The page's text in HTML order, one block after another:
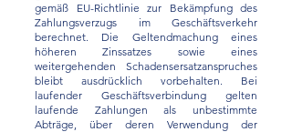
gemäß EU-Richtlinie zur Bekämpfung des
Zahlungsverzugs im Geschäftsverkehr
berechnet. Die Geltendmachung eines
höheren Zinssatzes sowie eines
weitergehenden Schadensersatzanspruches
bleibt ausdrücklich vorbehalten. Bei
laufender Geschäftsverbindung gelten
laufende Zahlungen als unbestimmte
Abträge, über deren Verwendung der